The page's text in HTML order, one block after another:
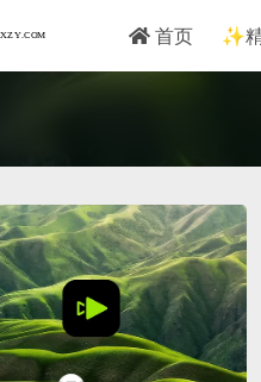
首页 ✨